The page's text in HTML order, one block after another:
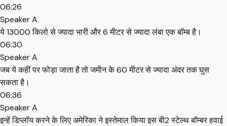
06:26
Speaker A
ये 13000 किलो से ज्यादा भारी और 6 मीटर से ज्यादा लंबा एक बॉम्ब है।
06:30
Speaker A
जब ये कहीं पर फोड़ा जाता है तो जमीन के 60 मीटर से ज्यादा अंदर तक घुस
सकता है।
06:36
Speaker A
इन्हें डिप्लॉय करने के लिए अमेरिका ने इस्तेमाल किया इस बी2 स्टेल्थ बॉम्बर हवाई